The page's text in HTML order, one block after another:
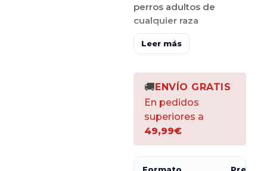
perros adultos de
cualquier raza
Está formulado para
perros adultos de todas
las razas que tengan el
estómago delicado o
sensible . Se trata de un
pienso muy sabroso, con
alta palatabilidad
hará las delicias de tu
delicioso sabor a salmón.
Leer más
🚚 ENVÍO GRATIS
En pedidos
superiores a
49,99€